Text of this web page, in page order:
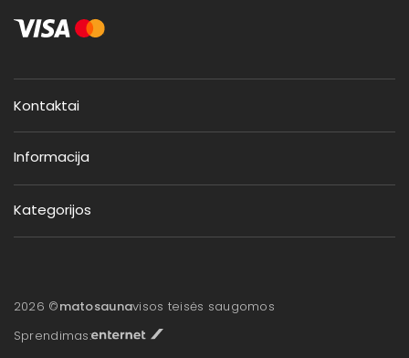
Kontaktai
Informacija
Kategorijos
2026 ©matosaunavisos teisės saugomos
Sprendimas: